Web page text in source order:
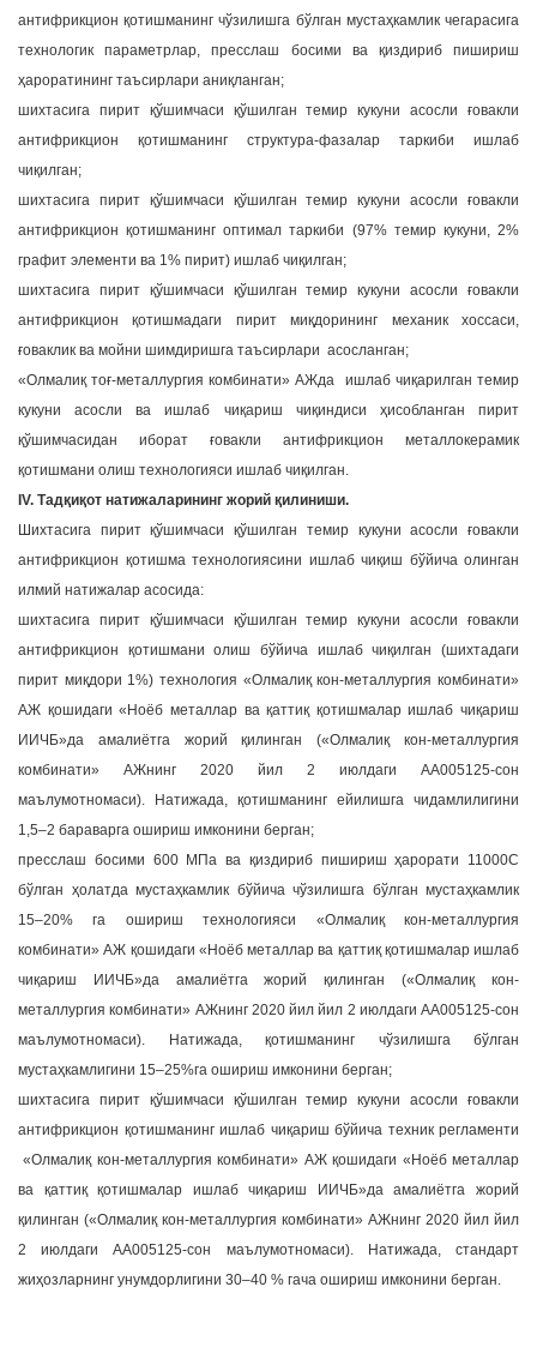
антифрикцион қотишманинг чўзилишга бўлган мустаҳкамлик чегарасига
технологик параметрлар, пресслаш босими ва қиздириб пишириш
ҳароратининг таъсирлари аниқланган;
шихтасига пирит қўшимчаси қўшилган темир кукуни асосли ғовакли
антифрикцион қотишманинг структура-фазалар таркиби ишлаб
чиқилган;
шихтасига пирит қўшимчаси қўшилган темир кукуни асосли ғовакли
антифрикцион қотишманинг оптимал таркиби (97% темир кукуни, 2%
графит элементи ва 1% пирит) ишлаб чиқилган;
шихтасига пирит қўшимчаси қўшилган темир кукуни асосли ғовакли
антифрикцион қотишмадаги пирит миқдорининг механик хоссаси,
ғоваклик ва мойни шимдиришга таъсирлари асосланган;
«Олмалиқ тоғ-металлургия комбинати» АЖда ишлаб чиқарилган темир
кукуни асосли ва ишлаб чиқариш чиқиндиси ҳисобланган пирит
қўшимчасидан иборат ғовакли антифрикцион металлокерамик
қотишмани олиш технологияси ишлаб чиқилган.
IV. Тадқиқот натижаларининг жорий қилиниши.
Шихтасига пирит қўшимчаси қўшилган темир кукуни асосли ғовакли
антифрикцион қотишма технологиясини ишлаб чиқиш бўйича олинган
илмий натижалар асосида:
шихтасига пирит қўшимчаси қўшилган темир кукуни асосли ғовакли
антифрикцион қотишмани олиш бўйича ишлаб чиқилган (шихтадаги
пирит миқдори 1%) технология «Олмалиқ кон-металлургия комбинати»
АЖ қошидаги «Ноёб металлар ва қаттиқ қотишмалар ишлаб чиқариш
ИИЧБ»да амалиётга жорий қилинган («Олмалиқ кон-металлургия
комбинати» АЖнинг 2020 йил 2 июлдаги АА005125-сон
маълумотномаси). Натижада, қотишманинг ейилишга чидамлилигини
1,5–2 бараварга ошириш имконини берган;
пресслаш босими 600 МПа ва қиздириб пишириш ҳарорати 11000С
бўлган ҳолатда мустаҳкамлик бўйича чўзилишга бўлган мустаҳкамлик
15–20% га ошириш технологияси «Олмалиқ кон-металлургия
комбинати» АЖ қошидаги «Ноёб металлар ва қаттиқ қотишмалар ишлаб
чиқариш ИИЧБ»да амалиётга жорий қилинган («Олмалиқ кон-
металлургия комбинати» АЖнинг 2020 йил йил 2 июлдаги АА005125-сон
маълумотномаси). Натижада, қотишманинг чўзилишга бўлган
мустаҳкамлигини 15–25%га ошириш имконини берган;
шихтасига пирит қўшимчаси қўшилган темир кукуни асосли ғовакли
антифрикцион қотишманинг ишлаб чиқариш бўйича техник регламенти
«Олмалиқ кон-металлургия комбинати» АЖ қошидаги «Ноёб металлар
ва қаттиқ қотишмалар ишлаб чиқариш ИИЧБ»да амалиётга жорий
қилинган («Олмалиқ кон-металлургия комбинати» АЖнинг 2020 йил йил
2 июлдаги АА005125-сон маълумотномаси). Натижада, стандарт
жиҳозларнинг унумдорлигини 30–40 % гача ошириш имконини берган.